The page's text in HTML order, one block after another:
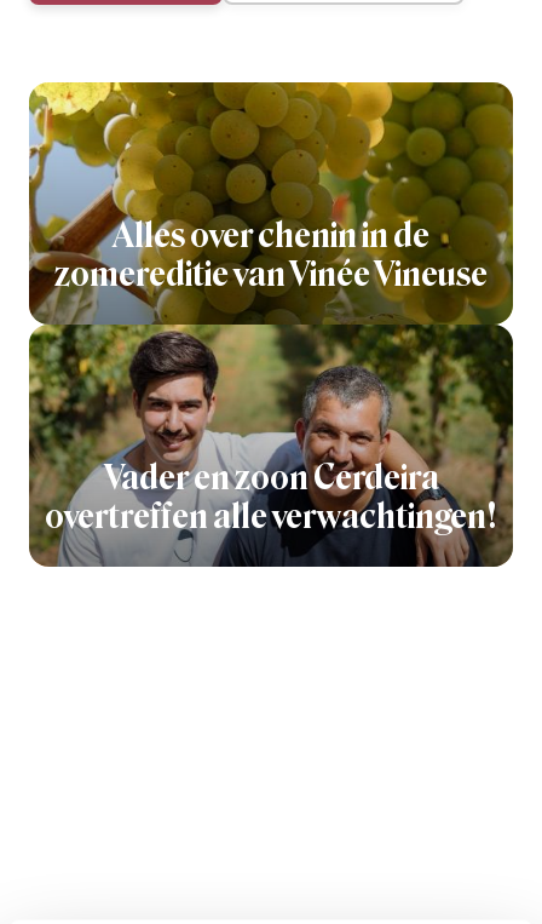
Alles over chenin in de
zomereditie van Vinée Vineuse
Vader en zoon Cerdeira
overtreffen alle verwachtingen!